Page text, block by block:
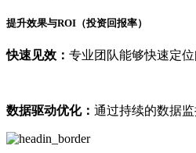
提升效果与ROI（投资回报率）
快速见效： 专业团队能够快速定
数据驱动优化： 通过持续的数据